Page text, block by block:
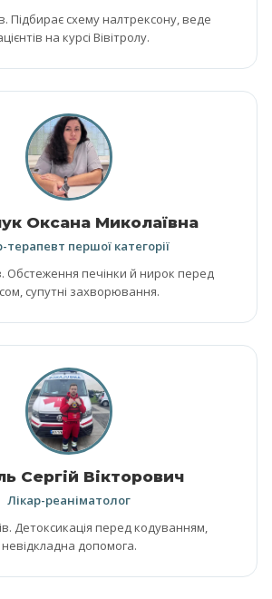
Підбирає схему налтрексону, веде
на курсі Вівітролу.
Оксана Миколаївна
терапевт першої категорії
Обстеження печінки й нирок перед
супутні захворювання.
Сергій Вікторович
Лікар-реаніматолог
Детоксикація перед кодуванням,
невідкладна допомога.